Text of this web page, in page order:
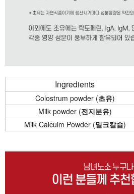
Ingredients
Colostrum powder (초유)
Milk powder (전지분유)
Milk Calcuim Powder (밀크칼슘)